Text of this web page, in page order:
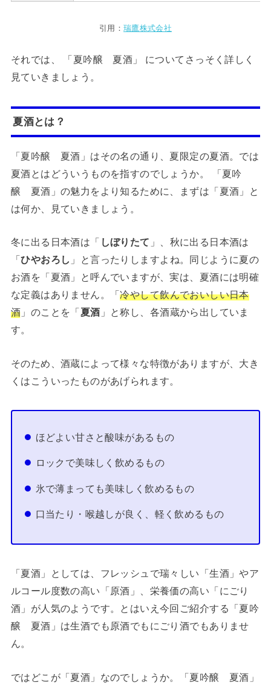
引用：瑞鷹株式会社
それでは、 「夏吟醸 夏酒」 についてさっそく詳しく
見ていきましょう。
夏酒とは？
「夏吟醸 夏酒」はその名の通り、夏限定の夏酒。では
夏酒とはどういうものを指すのでしょうか。 「夏吟
醸 夏酒」の魅力をより知るために、まずは「夏酒」と
は何か、見ていきましょう。
冬に出る日本酒は「 しぼりたて 」、秋に出る日本酒は
「ひやおろし 」と言ったりしますよね。同じように夏の
お酒を「夏酒」と呼んでいますが、実は、夏酒には明確
な定義はありません。「冷やして飲んでおいしい日本
酒 」のことを「 夏酒 」と称し、各酒蔵から出していま
す。
そのため、酒蔵によって様々な特徴がありますが、大き
くはこういったものがあげられます。
ほどよい甘さと酸味があるもの
ロックで美味しく飲めるもの
氷で薄まっても美味しく飲めるもの
口当たり・喉越しが良く、軽く飲めるもの
「夏酒」としては、フレッシュで瑞々しい「生酒」やア
ルコール度数の高い「原酒」、栄養価の高い「にごり
酒」が人気のようです。とはいえ今回ご紹介する「夏吟
醸 夏酒」は生酒でも原酒でもにごり酒でもありませ
ん。
ではどこが「夏酒」なのでしょうか。「夏吟醸 夏酒」